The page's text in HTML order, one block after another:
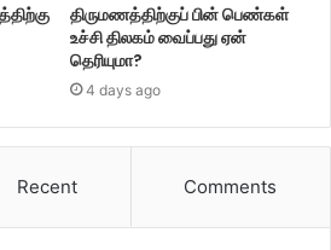
திருமணத்திற்குப் பின் பெண்கள்
உச்சி திலகம் வைப்பது ஏன்
தெரியுமா?
4 days ago
Recent Comments